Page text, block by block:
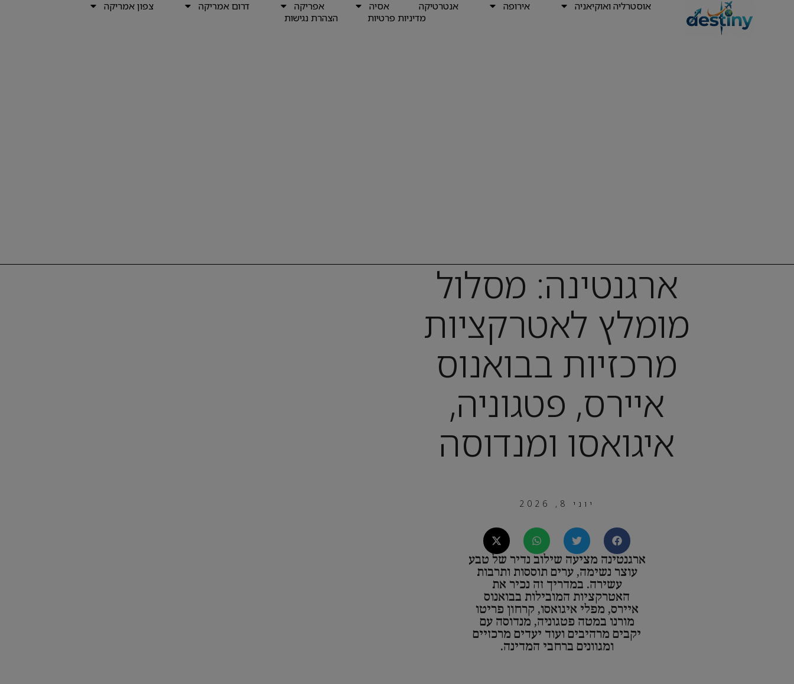
אוסטרליה ואוקיאניה אירופה אנטרטיקה אסיה אפריקה דרום אמריקה
צפון אמריקה
מדיניות פרטיות
הצהרת נגישות
ארגנטינה: מסלול
מומלץ לאטרקציות
מרכזיות בבואנוס
איירס, פטגוניה,
איגואסו ומנדוסה
יוני 8, 2026
ארגנטינה מציעה שילוב נדיר של טבע
עוצר נשימה, ערים תוססות ותרבות
עשירה. במדריך זה נכיר את
האטרקציות המובילות בבואנוס
איירס, מפלי איגואסו, קרחון פריטו
מורנו במטה פטגוניה, מנדוסה עם
יקבים מרהיבים ועוד יעדים מרכזיים
ומגוונים ברחבי המדינה.